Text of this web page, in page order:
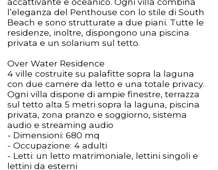
l’eleganza del Penthouse con lo stile di South
Beach e sono strutturate a due piani. Tutte le
residenze, inoltre, dispongono una piscina
privata e un solarium sul tetto.
Over Water Residence
4 ville costruite su palafitte sopra la laguna
con due camere da letto e una totale privacy.
Ogni villa dispone di ampie finestre, terrazza
sul tetto alta 5 metri sopra la laguna, piscina
privata, zona pranzo e soggiorno, sistema
audio e streaming audio
- Dimensioni: 680 mq
- Occupazione: 4 adulti
- Letti: un letto matrimoniale, lettini singoli e
lettini da esterni